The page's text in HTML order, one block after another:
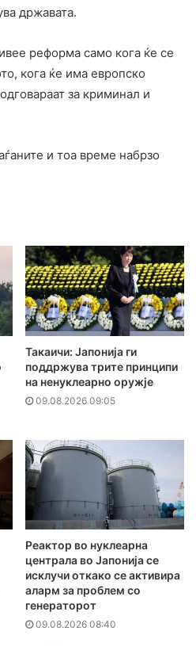
државата.
реформа само кога ќе се
кога ќе има европско
за криминал и
и тоа време набрзо
Такаичи: Јапонија ги
поддржува трите принципи
на ненуклеарно оружје
09.08.2026 09:05
Реактор во нуклеарна
централа во Јапонија се
исклучи откако се активира
аларм за проблем со
генераторот
09.08.2026 08:40